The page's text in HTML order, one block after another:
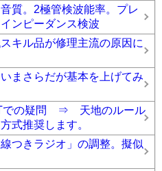
質。2極管検波能率。プレ
ンピーダンス検波
キル品が修理主流の原因に
まさらだが基本を上げてみ
での疑問 ⇒ 天地のルール
式推奨します。
つきラジオ」の調整。擬似